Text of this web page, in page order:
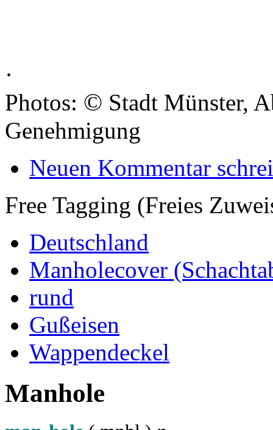
·
Photos: © Stadt Münster,
Genehmigung
Neuen Kommentar
Free Tagging (Freies
Deutschland
Manholecover
rund
Gußeisen
Wappendeckel
Manhole